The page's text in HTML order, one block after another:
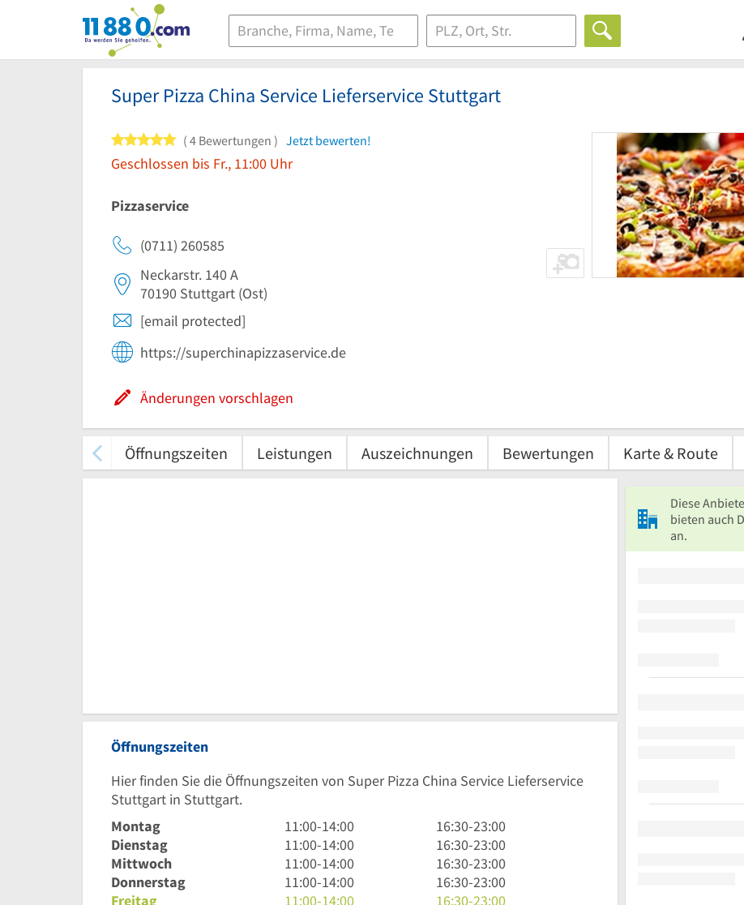
11880.com
Super Pizza China Service Lieferservice Stuttgart
5 von 5 Sternen
4 Bewertungen Jetzt bewerten!
Geschlossen bis Fr., 11:00 Uhr
Pizzaservice
(0711) 260585
Neckarstr. 140 A
70190 Stuttgart (Ost)
[email protected]
https://superchinapizzaservice.de
Änderungen vorschlagen
Öffnungszeiten Leistungen Auszeichnungen Bewertungen Karte & Route
Öffnungszeiten
Hier finden Sie die Öffnungszeiten von Super Pizza China Service Lieferservice
Stuttgart in Stuttgart.
Montag
11
Uhr
bis
14
Uhr
11:00-14:00
16
Uhr
30
bis
23
16:30-23:00
Dienstag
11
Uhr
bis
14
11:00-14:00
16
Uhr
30
bis
16:30-23:00
Mittwoch
11
Uhr
bis
11:00-14:00
16
Uhr
30
16:30-23:00
Donnerstag
11
Uhr
11:00-14:00
16
Uhr
16:30-23:00
Freitag
11
11:00-14:00
16
16:30-23:00
Diese
bieten auch
an.